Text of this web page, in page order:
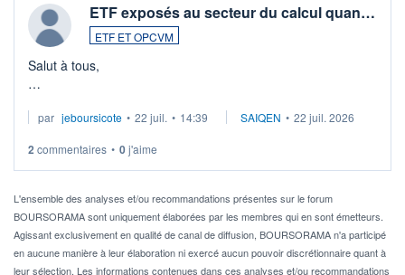
ETF exposés au secteur du calcul quan…
ETF ET OPCVM
Salut à tous,
via un ETF plutôt que des actions individuelles.
Idéalement, je voudrais qu'il soit éligible au PEA.
Pour l' ...
par jeboursicote • 22 juil. • 14:39 SAIQEN • 22 juil. 2026
2 commentaires • 0j'aime
L'ensemble des analyses et/ou recommandations présentes sur le forum
BOURSORAMA sont uniquement élaborées par les membres qui en sont émetteurs.
Agissant exclusivement en qualité de canal de diffusion, BOURSORAMA n'a participé
en aucune manière à leur élaboration ni exercé aucun pouvoir discrétionnaire quant à
leur sélection. Les informations contenues dans ces analyses et/ou recommandations